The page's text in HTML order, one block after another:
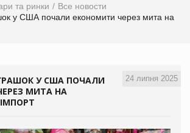
та ринки
Все новости
у США почали економити через мита на
24 липня 2025
У США ПОЧАЛИ
МИТА НА